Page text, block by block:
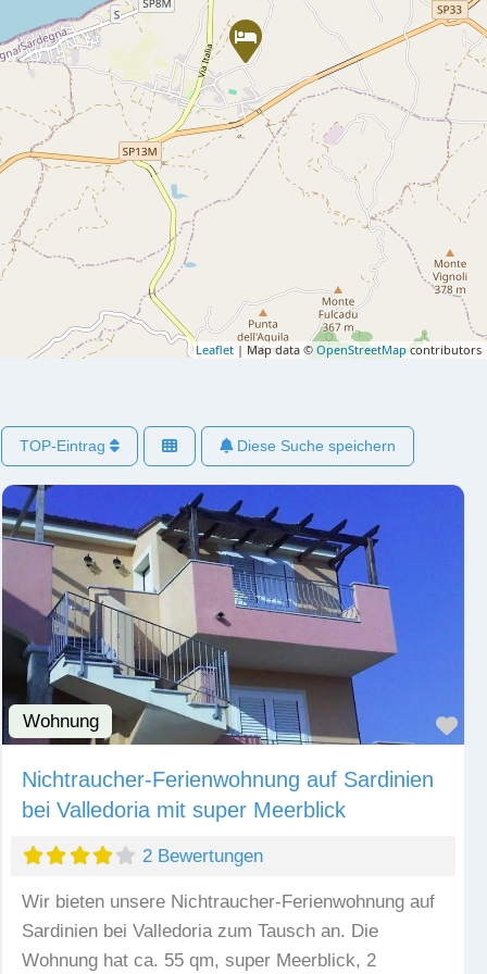
Leaflet | Map data © OpenStreetMap contributors
TOP-Eintrag Diese Suche speichern
Wohnung
Nichtraucher-Ferienwohnung auf Sardinien
bei Valledoria mit super Meerblick
2 Bewertungen
Wir bieten unsere Nichtraucher-Ferienwohnung auf
Sardinien bei Valledoria zum Tausch an. Die
Wohnung hat ca. 55 qm, super Meerblick, 2